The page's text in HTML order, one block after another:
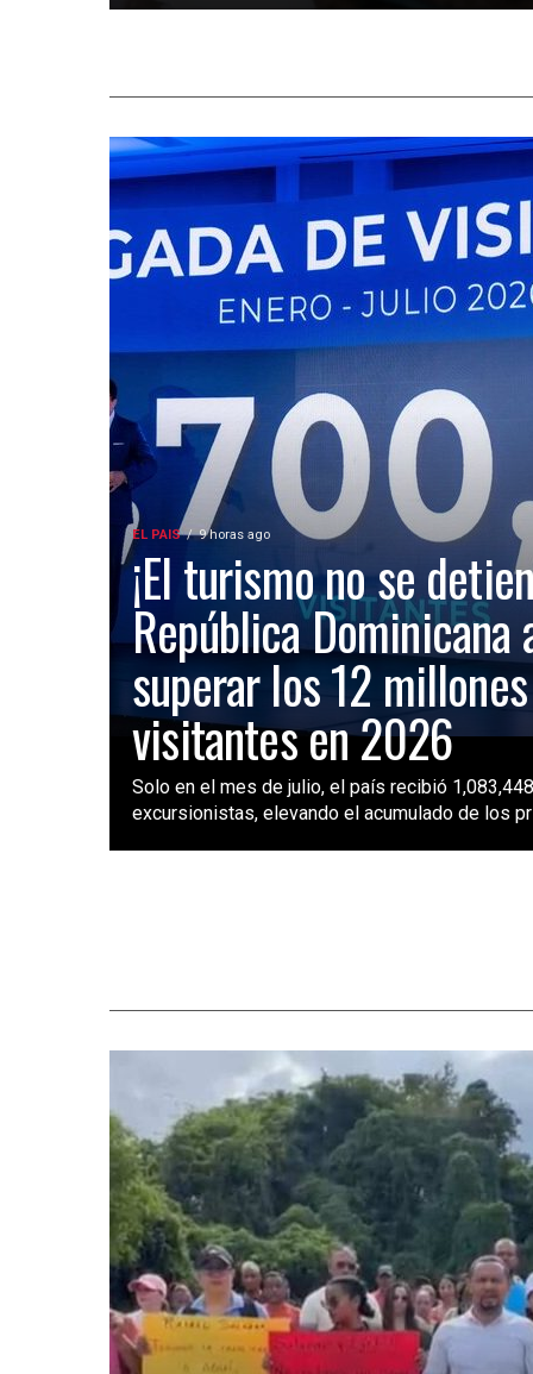
EL PAIS 9 horas ago
¡El turismo no se
República Dominicana
superar los 12
visitantes en 2026
Solo en el mes de julio, el país recibió
excursionistas, elevando el acumulado de los